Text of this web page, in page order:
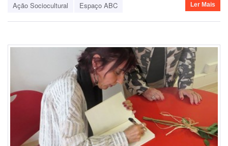
Ação Sociocultural
Espaço ABC Ler Mais